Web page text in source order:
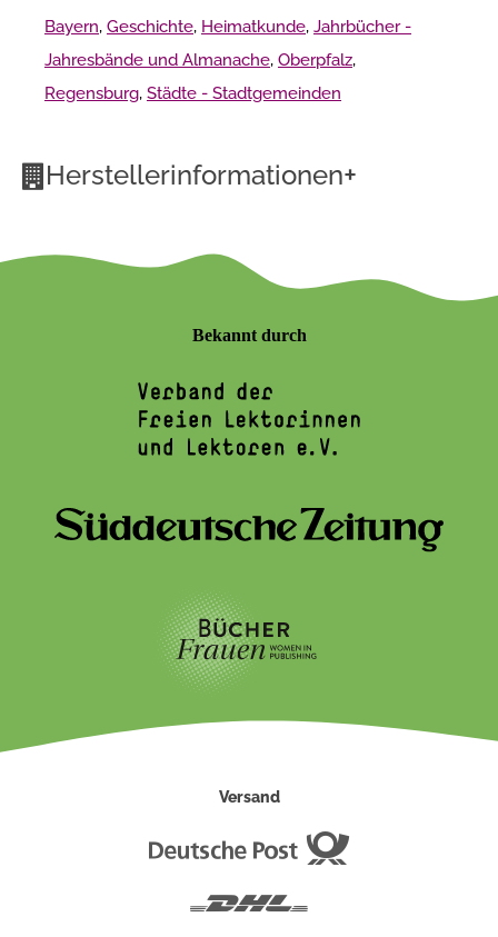
Bayern, Geschichte, Heimatkunde, Jahrbücher -
Jahresbände und Almanache, Oberpfalz,
Regensburg, Städte - Stadtgemeinden
Herstellerinformationen+
Bekannt durch
Versand